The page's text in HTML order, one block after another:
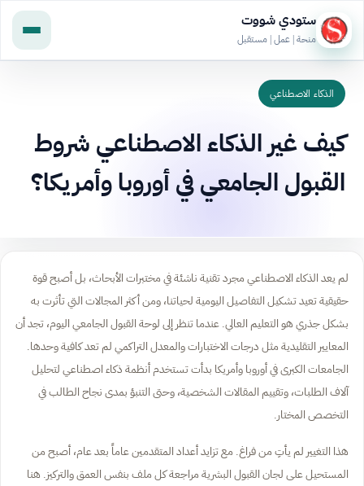
ستودي شووت
منحة | عمل | مستقبل
الذكاء الاصطناعي
كيف غير الذكاء الاصطناعي شروط
القبول الجامعي في أوروبا وأمريكا؟
لم يعد الذكاء الاصطناعي مجرد تقنية ناشئة في مختبرات الأبحاث، بل أصبح قوة
حقيقية تعيد تشكيل التفاصيل اليومية لحياتنا، ومن أكثر المجالات التي تأثرت به
بشكل جذري هو التعليم العالي. عندما تنظر إلى لوحة القبول الجامعي اليوم، تجد أن
المعايير التقليدية مثل درجات الاختبارات والمعدل التراكمي لم تعد كافية وحدها.
الجامعات الكبرى في أوروبا وأمريكا بدأت تستخدم أنظمة ذكاء اصطناعي لتحليل
آلاف الطلبات، وتقييم المقالات الشخصية، وحتى التنبؤ بمدى نجاح الطالب في
التخصص المختار.
هذا التغيير لم يأتِ من فراغ. مع تزايد أعداد المتقدمين عاماً بعد عام، أصبح من
المستحيل على لجان القبول البشرية مراجعة كل ملف بنفس العمق والتركيز. هنا